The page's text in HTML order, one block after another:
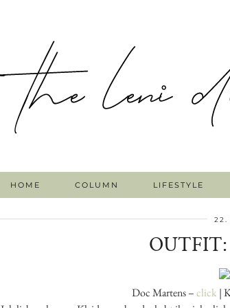
HOME COLUMN LIFESTYLE
22.
Doc Martens –click |